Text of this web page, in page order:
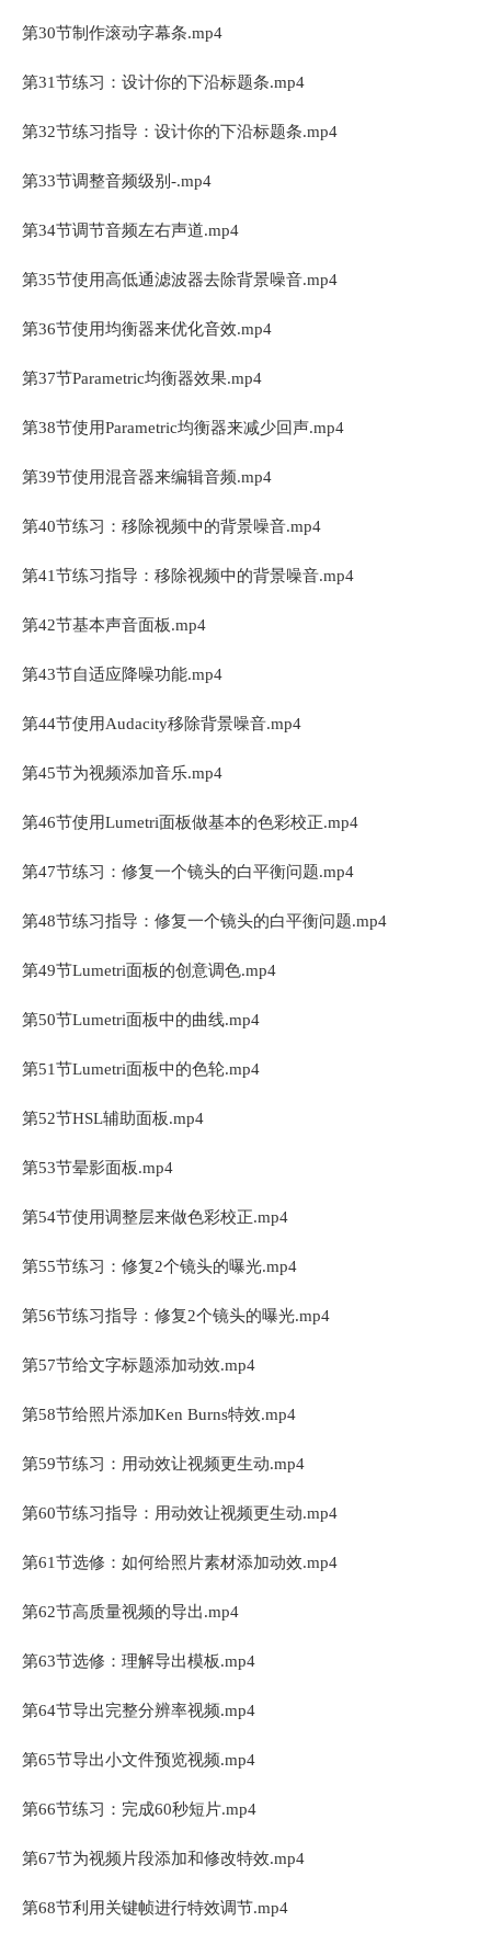
第30节制作滚动字幕条.mp4
第31节练习：设计你的下沿标题条.mp4
第32节练习指导：设计你的下沿标题条.mp4
第33节调整音频级别-.mp4
第34节调节音频左右声道.mp4
第35节使用高低通滤波器去除背景噪音.mp4
第36节使用均衡器来优化音效.mp4
第37节Parametric均衡器效果.mp4
第38节使用Parametric均衡器来减少回声.mp4
第39节使用混音器来编辑音频.mp4
第40节练习：移除视频中的背景噪音.mp4
第41节练习指导：移除视频中的背景噪音.mp4
第42节基本声音面板.mp4
第43节自适应降噪功能.mp4
第44节使用Audacity移除背景噪音.mp4
第45节为视频添加音乐.mp4
第46节使用Lumetri面板做基本的色彩校正.mp4
第47节练习：修复一个镜头的白平衡问题.mp4
第48节练习指导：修复一个镜头的白平衡问题.mp4
第49节Lumetri面板的创意调色.mp4
第50节Lumetri面板中的曲线.mp4
第51节Lumetri面板中的色轮.mp4
第52节HSL辅助面板.mp4
第53节晕影面板.mp4
第54节使用调整层来做色彩校正.mp4
第55节练习：修复2个镜头的曝光.mp4
第56节练习指导：修复2个镜头的曝光.mp4
第57节给文字标题添加动效.mp4
第58节给照片添加Ken Burns特效.mp4
第59节练习：用动效让视频更生动.mp4
第60节练习指导：用动效让视频更生动.mp4
第61节选修：如何给照片素材添加动效.mp4
第62节高质量视频的导出.mp4
第63节选修：理解导出模板.mp4
第64节导出完整分辨率视频.mp4
第65节导出小文件预览视频.mp4
第66节练习：完成60秒短片.mp4
第67节为视频片段添加和修改特效.mp4
第68节利用关键帧进行特效调节.mp4